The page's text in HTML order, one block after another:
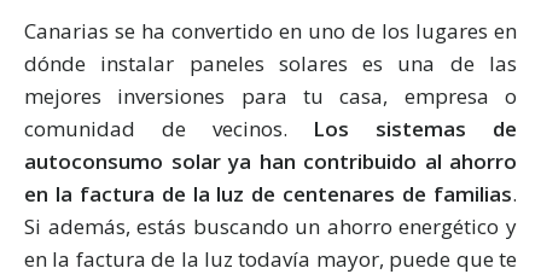
Canarias se ha convertido en uno de los lugares en
dónde instalar paneles solares es una de las
mejores inversiones para tu casa, empresa o
comunidad de vecinos. Los sistemas de
autoconsumo solar ya han contribuido al ahorro
en la factura de la luz de centenares de familias.
Si además, estás buscando un ahorro energético y
en la factura de la luz todavía mayor, puede que te